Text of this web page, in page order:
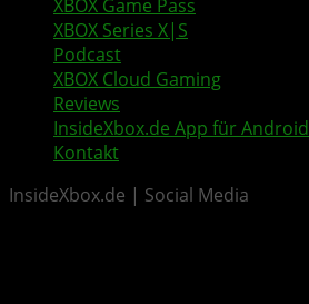
XBOX Game Pass
XBOX Series X|S
Podcast
XBOX Cloud Gaming
Reviews
InsideXbox.de App für Android
Kontakt
InsideXbox.de | Social Media